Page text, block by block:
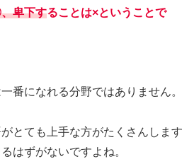
卑下することは×ということで
番になれる分野ではありません。
とても上手な方がたくさんします
はずがないですよね。